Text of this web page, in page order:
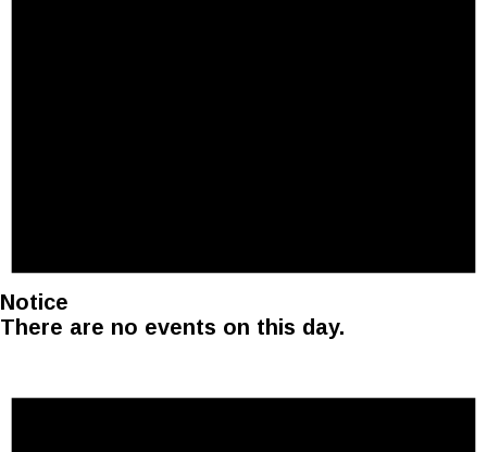
Notice
There are no events on this day.